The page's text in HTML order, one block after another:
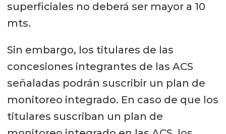
superficiales no deberá ser mayor a 10
mts.
Sin embargo, los titulares de las
concesiones integrantes de las ACS
señaladas podrán suscribir un plan de
monitoreo integrado. En caso de que los
titulares suscriban un plan de